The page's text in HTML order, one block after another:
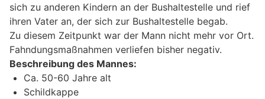
sich zu anderen Kindern an der Bushaltestelle und rief
ihren Vater an, der sich zur Bushaltestelle begab.
Zu diesem Zeitpunkt war der Mann nicht mehr vor Ort.
Fahndungsmaßnahmen verliefen bisher negativ.
Beschreibung des Mannes:
Ca. 50-60 Jahre alt
Schildkappe